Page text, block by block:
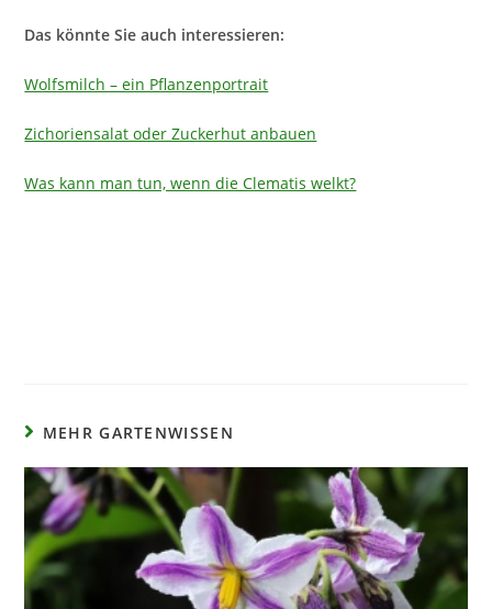
Das könnte Sie auch interessieren:
Wolfsmilch – ein Pflanzenportrait
Zichoriensalat oder Zuckerhut anbauen
Was kann man tun, wenn die Clematis welkt?
MEHR GARTENWISSEN